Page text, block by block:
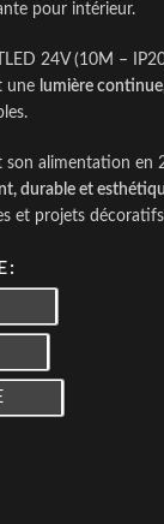
pour intérieur.
24V (10M –
une lumière
son alimentation en
durable et
et projets